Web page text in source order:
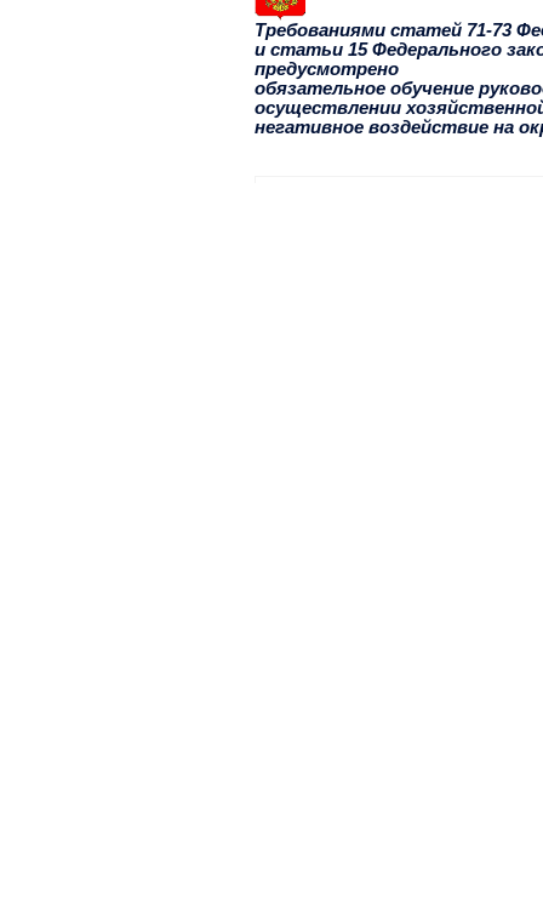
Требованиями статей 71-73
и статьи 15 Федерального
предусмотрено
обязательное обучение
осуществлении
негативное воздействие на